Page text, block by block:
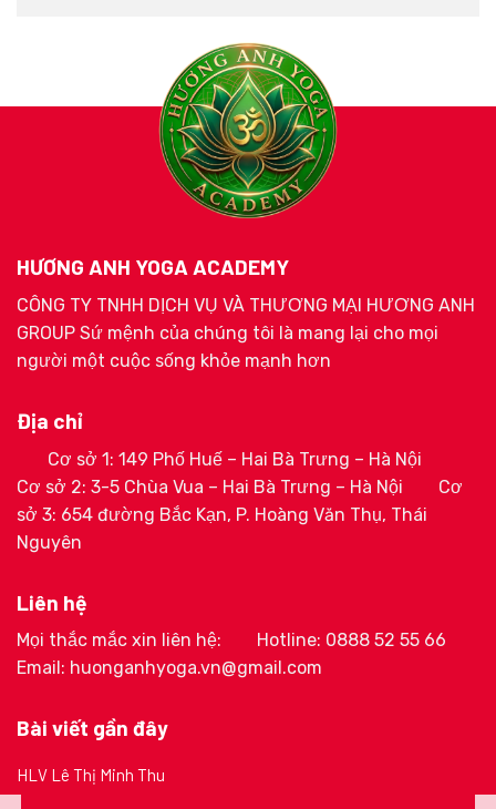
HƯƠNG ANH YOGA ACADEMY
CÔNG TY TNHH DỊCH VỤ VÀ THƯƠNG MẠI HƯƠNG ANH
GROUP Sứ mệnh của chúng tôi là mang lại cho mọi
người một cuộc sống khỏe mạnh hơn
Địa chỉ
Cơ sở 1: 149 Phố Huế – Hai Bà Trưng – Hà Nội
Cơ sở 2: 3-5 Chùa Vua – Hai Bà Trưng – Hà Nội
Cơ
sở 3: 654 đường Bắc Kạn, P. Hoàng Văn Thụ, Thái
Nguyên
Liên hệ
Mọi thắc mắc xin liên hệ:
Hotline: 0888 52 55 66
Email: huonganhyoga.vn@gmail.com
Bài viết gần đây
HLV Lê Thị Minh Thu